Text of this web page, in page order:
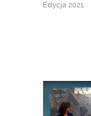
Edycja 2021.